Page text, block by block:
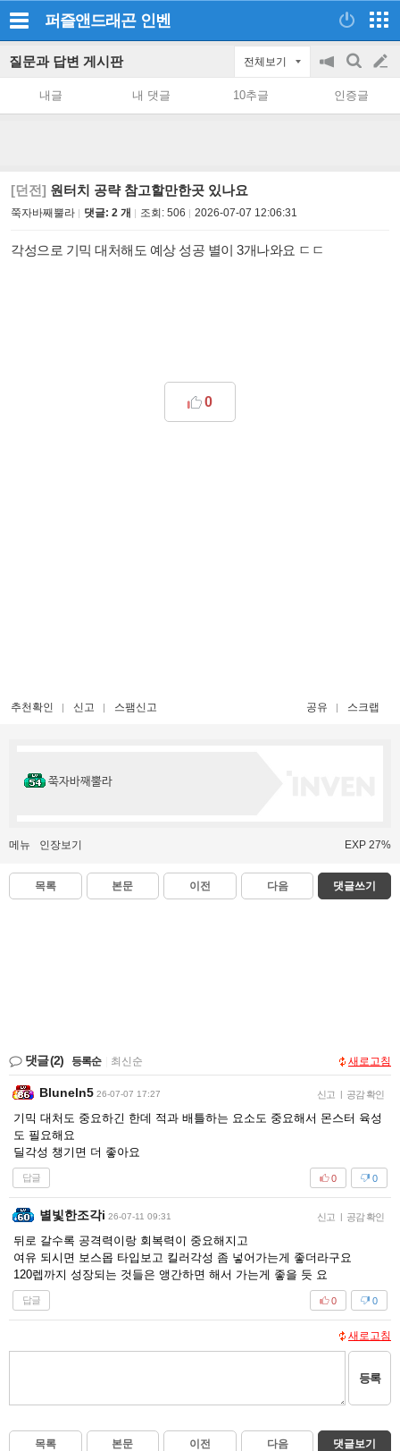
퍼즐앤드래곤 인벤
질문과 답변 게시판 전체보기
공
on/off
검
색
글
쓰
내글 내 댓글 10추글 인증글
[던전] 원터치 공략 참고할만한곳 있나요
쭉자바째뿔라 댓글: 2 개 조회: 506 2026-07-07 12:06:31
각성으로 기믹 대처해도 예상 성공 별이 3개나와요 ㄷㄷ
0
추천확인 신고 스팸신고 공유 스크랩
쭉자바째뿔라
메뉴 인장보기 EXP 27%
목록 본문 이전 다음 댓글쓰기
댓글(2) 등록순 최신순 새로고침
Bluneln5 26-07-07 17:27 신고 | 공감 확인
기믹 대처도 중요하긴 한데 적과 배틀하는 요소도 중요해서 몬스터 육성
도 필요해요
딜각성 챙기면 더 좋아요
답글 0
0
별빛한조각i 26-07-11 09:31 신고 | 공감 확인
뒤로 갈수록 공격력이랑 회복력이 중요해지고
여유 되시면 보스몹 타입보고 킬러각성 좀 넣어가는게 좋더라구요
120렙까지 성장되는 것들은 앵간하면 해서 가는게 좋을 듯 요
답글 0
0
새로고침
등록
목록 본문 이전 다음 댓글보기